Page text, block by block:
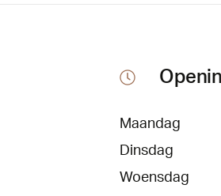
Maandag
Dinsdag
Woensdag